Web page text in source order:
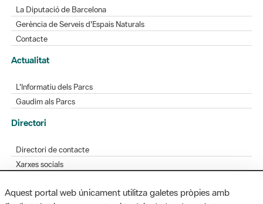
La Diputació de Barcelona
Gerència de Serveis d'Espais Naturals
Contacte
Actualitat
L'Informatiu dels Parcs
Gaudim als Parcs
Directori
Directori de contacte
Xarxes socials
Bústia de suggeriments
Aquest portal web únicament utilitza galetes pròpies amb